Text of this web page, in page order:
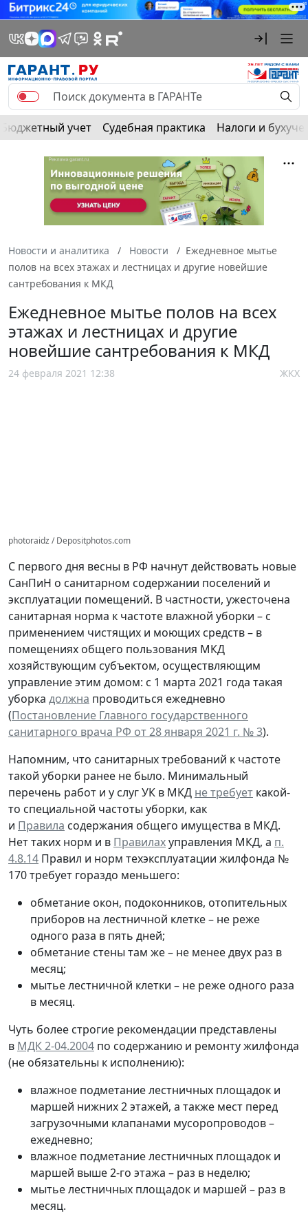
Бюджетный учет Судебная практика Налоги и
Новости и аналитика Новости
Ежедневное мытье
полов на всех этажах и лестницах и другие новейшие
сантребования к МКД
Ежедневное мытье полов на всех
этажах и лестницах и другие
новейшие сантребования к МКД
24 февраля 2021 12:38 ЖКХ
photoraidz / Depositphotos.com
С первого дня весны в РФ начнут действовать новые
СанПиН о санитарном содержании поселений и
эксплуатации помещений. В частности, ужесточена
санитарная норма к частоте влажной уборки – с
применением чистящих и моющих средств – в
помещениях общего пользования МКД
хозяйствующим субъектом, осуществляющим
управление этим домом: с 1 марта 2021 года такая
уборка должна проводиться ежедневно
(Постановление Главного государственного
санитарного врача РФ от 28 января 2021 г. № 3).
Напомним, что санитарных требований к частоте
такой уборки ранее не было. Минимальный
перечень работ и у слуг УК в МКД не требует какой-
то специальной частоты уборки, как
и Правила содержания общего имущества в МКД.
Нет таких норм и в Правилахуправления МКД, а п.
4.8.14 Правил и норм техэксплуатации жилфонда №
170 требует гораздо меньшего:
обметание окон, подоконников, отопительных
приборов на лестничной клетке – не реже
одного раза в пять дней;
обметание стены там же – не менее двух раз в
месяц;
мытье лестничной клетки – не реже одного раза
в месяц.
Чуть более строгие рекомендации представлены
в МДК 2-04.2004 по содержанию и ремонту жилфонда
(не обязательны к исполнению):
влажное подметание лестничных площадок и
маршей нижних 2 этажей, а также мест перед
загрузочными клапанами мусоропроводов –
ежедневно;
влажное подметание лестничных площадок и
маршей выше 2-го этажа – раз в неделю;
мытье лестничных площадок и маршей – раз в
месяц.